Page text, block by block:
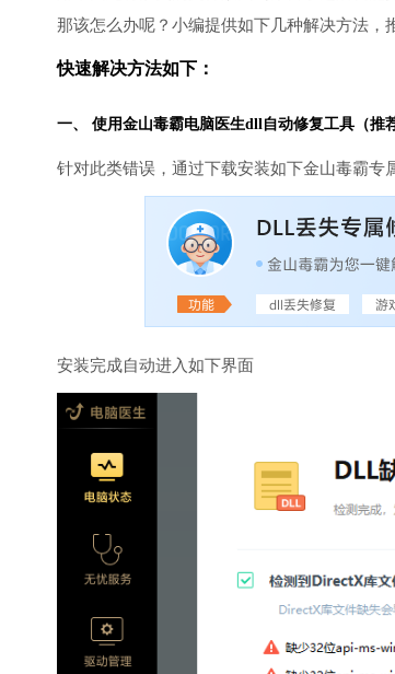
那该怎么办呢？小编提供如下几种解决方法，
快速解决方法如下：
一、 使用金山毒霸电脑医生dll自动修复工具（推
针对此类错误，通过下载安装如下金山毒霸
安装完成自动进入如下界面